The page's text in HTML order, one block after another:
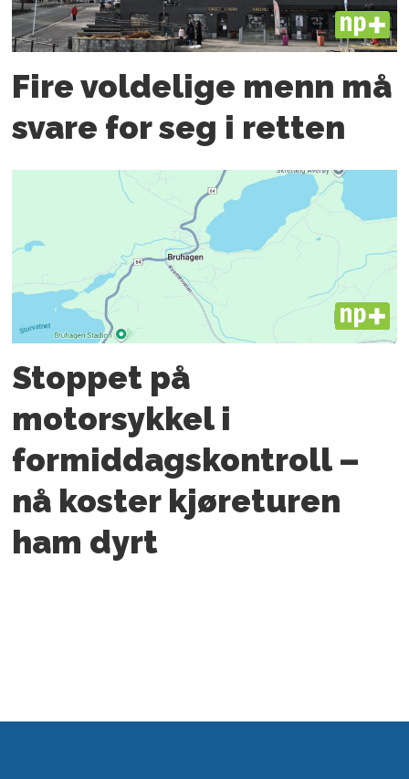
PLUS
Fire voldelige menn må
svare for seg i retten
PLUS
Stoppet på
motorsykkel i
formiddagskontroll –
nå koster kjøreturen
ham dyrt